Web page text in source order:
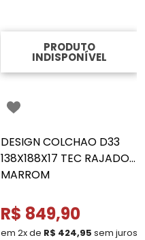
PRODUTO
INDISPONÍVEL
DESIGN COLCHAO D33
138X188X17 TEC RAJADO
MARROM
R$ 849,90
em 2x de R$ 424,95 sem juros